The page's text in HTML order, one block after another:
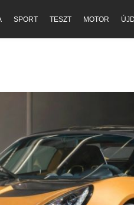
SPORT TESZT MOTOR